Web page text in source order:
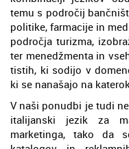
temu s področij
politike, farmacije in
področja turizma,
ter menedžmenta in
tistih, ki sodijo v
ki se nanašajo na
V naši ponudbi je tudi
italijanski jezik za
marketinga, tako da